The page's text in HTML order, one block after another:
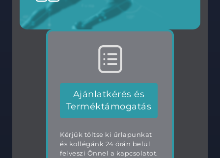
Ajánlatkérés és
Terméktámogatás
Kérjük töltse ki űrlapunkat
és kollégánk 24 órán belül
felveszi Önnel a kapcsolatot.